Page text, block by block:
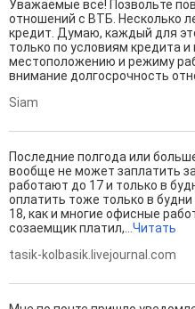
Уважаемые все! Позвольте
отношений с ВТБ. Несколько
кредит. Думаю, каждый для
только по условиям кредита
местоположению и режиму
внимание долгосрочность
Siam
Последние полгода или
вообще не может заплатить
работают до 17 и только в
оплатить тоже только в
18, как и многие офисные
созаемщик платил,...Читать
tasik-kolbasik.livejournal.com